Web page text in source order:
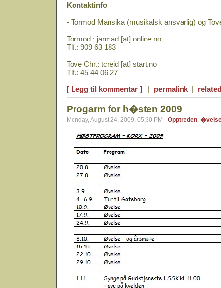
Kontaktinfo
- Tormod Mansika (musikalsk ansvarlig) og
Tormod : jarmad [at] online.no
Tlf.: 909 63 183
Tove Chr.: tcreid [at] start.no
Tlf.: 45 44 06 27
[ Legg til kommentar ] | permalink |
Progarm for h�sten 2009
Monday, August 24, 2009, 05:30 PM - Opptreden, �velse